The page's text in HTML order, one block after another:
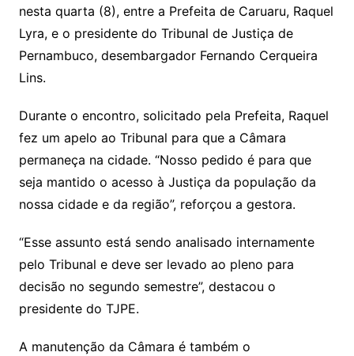
nesta quarta (8), entre a Prefeita de Caruaru, Raquel
Lyra, e o presidente do Tribunal de Justiça de
Pernambuco, desembargador Fernando Cerqueira
Lins.
Durante o encontro, solicitado pela Prefeita, Raquel
fez um apelo ao Tribunal para que a Câmara
permaneça na cidade. “Nosso pedido é para que
seja mantido o acesso à Justiça da população da
nossa cidade e da região”, reforçou a gestora.
“Esse assunto está sendo analisado internamente
pelo Tribunal e deve ser levado ao pleno para
decisão no segundo semestre”, destacou o
presidente do TJPE.
A manutenção da Câmara é também o